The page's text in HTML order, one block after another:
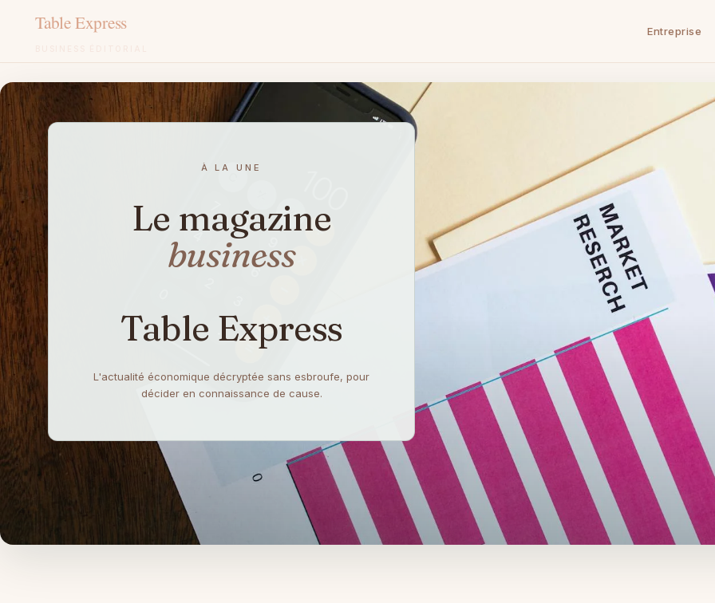
Entreprise
au
contenu
À LA UNE
Le magazine
business
Table Express
L'actualité économique décryptée sans esbroufe, pour
décider en connaissance de cause.